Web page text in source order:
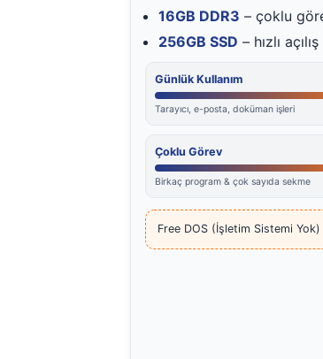
16GB DDR3 – çoklu
256GB SSD – hızlı
Günlük Kullanım
Tarayıcı, e-posta, doküman işleri
Çoklu Görev
Birkaç program & çok sayıda sekme
Free DOS (İşletim Sistemi Yok)